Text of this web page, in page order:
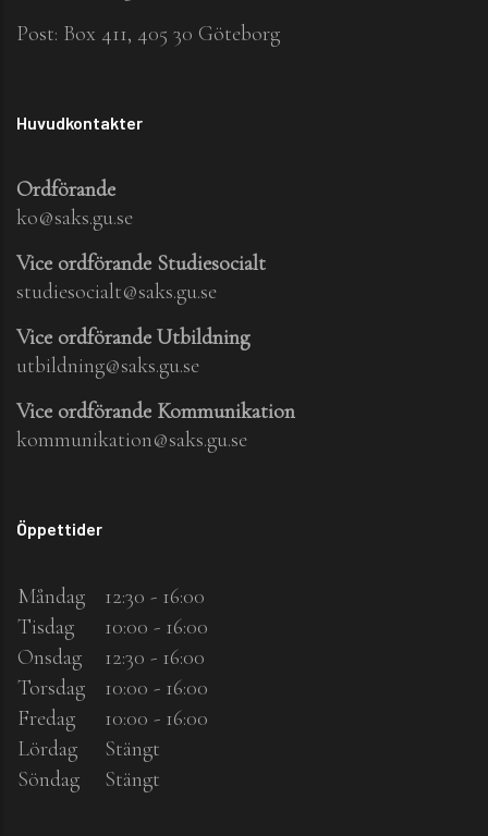
Post: Box 411, 405 30 Göteborg
Huvudkontakter
Ordförande
ko@saks.gu.se
Vice ordförande Studiesocialt
studiesocialt@saks.gu.se
Vice ordförande Utbildning
utbildning@saks.gu.se
Vice ordförande Kommunikation
kommunikation@saks.gu.se
Öppettider
Måndag
12:30 - 16:00
Tisdag
10:00 - 16:00
Onsdag
12:30 - 16:00
Torsdag
10:00 - 16:00
Fredag
10:00 - 16:00
Lördag
Stängt
Söndag
Stängt